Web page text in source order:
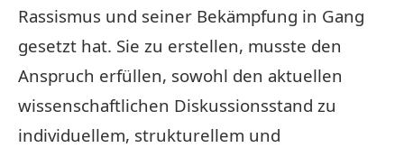
Rassismus und seiner Bekämpfung in Gang
gesetzt hat. Sie zu erstellen, musste den
Anspruch erfüllen, sowohl den aktuellen
wissenschaftlichen Diskussionsstand zu
individuellem, strukturellem und